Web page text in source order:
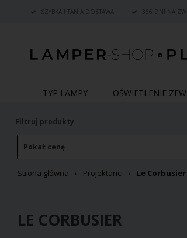
SZYBKA I TANIA DOSTAWA 366 DNI NA
TYP LAMPY OŚWIETLENIE
Filtruj produkty
Pokaż cenę
Strona główna Projektanci Le Corbusier
LE CORBUSIER